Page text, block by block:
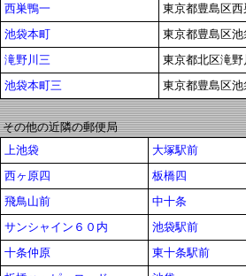
西巣鴨一
東京都豊島区西
池袋本町
東京都豊島区
滝野川三
東京都北区滝野
池袋本町三
東京都豊島区
その他の近隣の郵便局
上池袋
大塚駅前
西ヶ原四
板橋四
飛鳥山前
中十条
サンシャイン６０内
池袋駅前
十条仲原
東十条駅前